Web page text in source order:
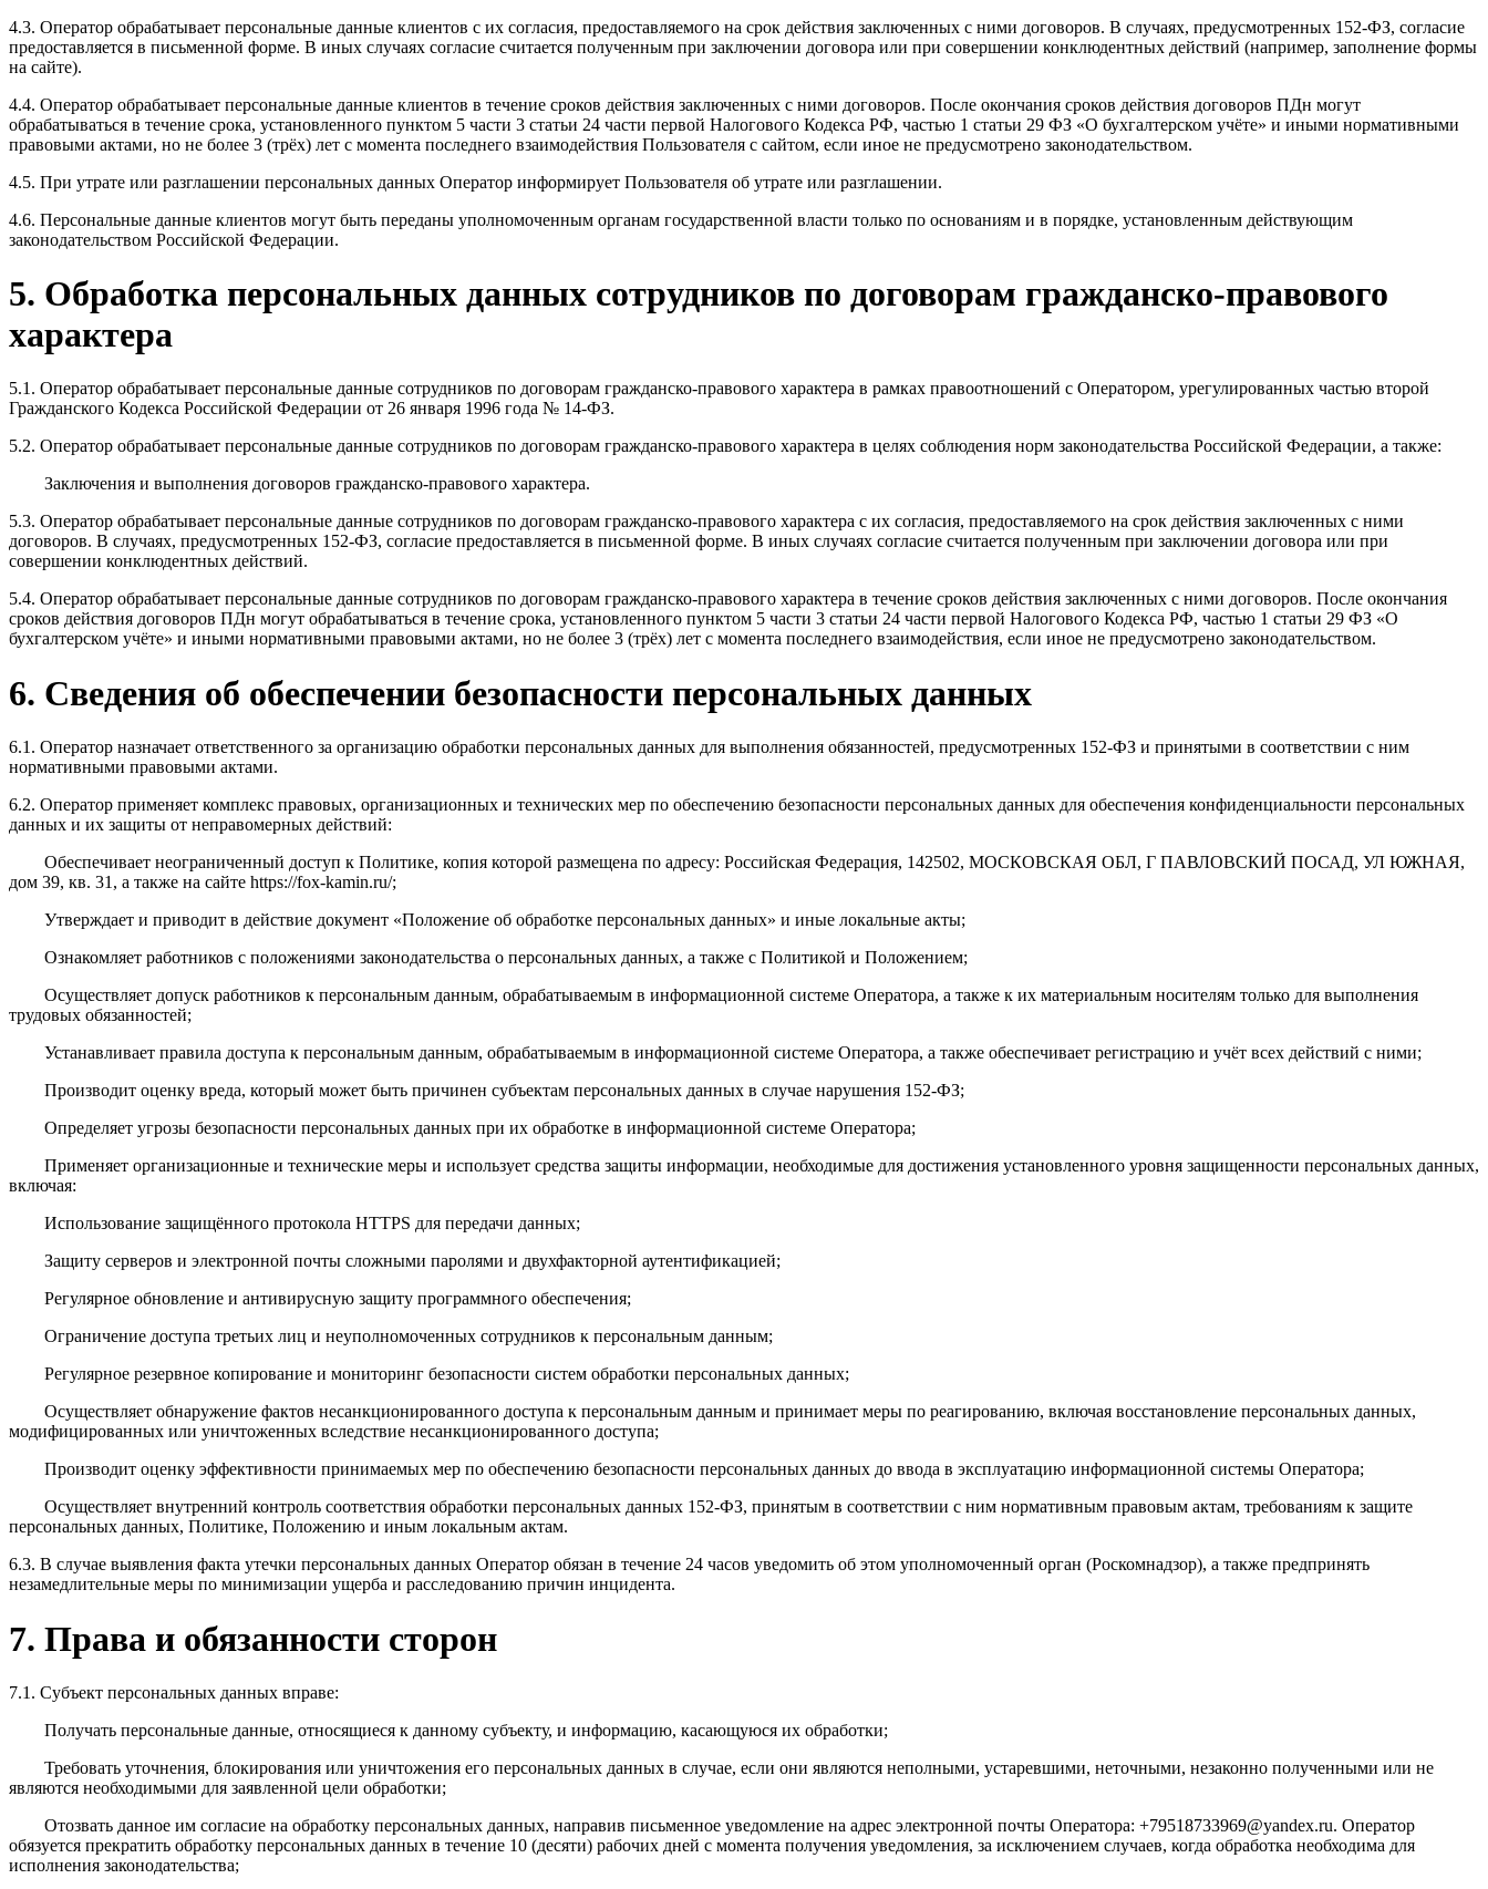
4.3. Оператор обрабатывает персональные данные клиентов с их согласия, предоставляемого на срок действия заключенных с ними договоров. В случаях, предусмотренных 152-ФЗ, согласие
предоставляется в письменной форме. В иных случаях согласие считается полученным при заключении договора или при совершении конклюдентных действий (например, заполнение формы
на сайте).
4.4. Оператор обрабатывает персональные данные клиентов в течение сроков действия заключенных с ними договоров. После окончания сроков действия договоров ПДн могут
обрабатываться в течение срока, установленного пунктом 5 части 3 статьи 24 части первой Налогового Кодекса РФ, частью 1 статьи 29 ФЗ «О бухгалтерском учёте» и иными нормативными
правовыми актами, но не более 3 (трёх) лет с момента последнего взаимодействия Пользователя с сайтом, если иное не предусмотрено законодательством.
4.5. При утрате или разглашении персональных данных Оператор информирует Пользователя об утрате или разглашении.
4.6. Персональные данные клиентов могут быть переданы уполномоченным органам государственной власти только по основаниям и в порядке, установленным действующим
законодательством Российской Федерации.
5. Обработка персональных данных сотрудников по договорам гражданско-правового
характера
5.1. Оператор обрабатывает персональные данные сотрудников по договорам гражданско-правового характера в рамках правоотношений с Оператором, урегулированных частью второй
Гражданского Кодекса Российской Федерации от 26 января 1996 года № 14-ФЗ.
5.2. Оператор обрабатывает персональные данные сотрудников по договорам гражданско-правового характера в целях соблюдения норм законодательства Российской Федерации, а также:
Заключения и выполнения договоров гражданско-правового характера.
5.3. Оператор обрабатывает персональные данные сотрудников по договорам гражданско-правового характера с их согласия, предоставляемого на срок действия заключенных с ними
договоров. В случаях, предусмотренных 152-ФЗ, согласие предоставляется в письменной форме. В иных случаях согласие считается полученным при заключении договора или при
совершении конклюдентных действий.
5.4. Оператор обрабатывает персональные данные сотрудников по договорам гражданско-правового характера в течение сроков действия заключенных с ними договоров. После окончания
сроков действия договоров ПДн могут обрабатываться в течение срока, установленного пунктом 5 части 3 статьи 24 части первой Налогового Кодекса РФ, частью 1 статьи 29 ФЗ «О
бухгалтерском учёте» и иными нормативными правовыми актами, но не более 3 (трёх) лет с момента последнего взаимодействия, если иное не предусмотрено законодательством.
6. Сведения об обеспечении безопасности персональных данных
6.1. Оператор назначает ответственного за организацию обработки персональных данных для выполнения обязанностей, предусмотренных 152-ФЗ и принятыми в соответствии с ним
нормативными правовыми актами.
6.2. Оператор применяет комплекс правовых, организационных и технических мер по обеспечению безопасности персональных данных для обеспечения конфиденциальности персональных
данных и их защиты от неправомерных действий:
Обеспечивает неограниченный доступ к Политике, копия которой размещена по адресу: Российская Федерация, 142502, МОСКОВСКАЯ ОБЛ, Г ПАВЛОВСКИЙ ПОСАД, УЛ ЮЖНАЯ,
дом 39, кв. 31, а также на сайте https://fox-kamin.ru/;
Утверждает и приводит в действие документ «Положение об обработке персональных данных» и иные локальные акты;
Ознакомляет работников с положениями законодательства о персональных данных, а также с Политикой и Положением;
Осуществляет допуск работников к персональным данным, обрабатываемым в информационной системе Оператора, а также к их материальным носителям только для выполнения
трудовых обязанностей;
Устанавливает правила доступа к персональным данным, обрабатываемым в информационной системе Оператора, а также обеспечивает регистрацию и учёт всех действий с ними;
Производит оценку вреда, который может быть причинен субъектам персональных данных в случае нарушения 152-ФЗ;
Определяет угрозы безопасности персональных данных при их обработке в информационной системе Оператора;
Применяет организационные и технические меры и использует средства защиты информации, необходимые для достижения установленного уровня защищенности персональных данных,
включая:
Использование защищённого протокола HTTPS для передачи данных;
Защиту серверов и электронной почты сложными паролями и двухфакторной аутентификацией;
Регулярное обновление и антивирусную защиту программного обеспечения;
Ограничение доступа третьих лиц и неуполномоченных сотрудников к персональным данным;
Регулярное резервное копирование и мониторинг безопасности систем обработки персональных данных;
Осуществляет обнаружение фактов несанкционированного доступа к персональным данным и принимает меры по реагированию, включая восстановление персональных данных,
модифицированных или уничтоженных вследствие несанкционированного доступа;
Производит оценку эффективности принимаемых мер по обеспечению безопасности персональных данных до ввода в эксплуатацию информационной системы Оператора;
Осуществляет внутренний контроль соответствия обработки персональных данных 152-ФЗ, принятым в соответствии с ним нормативным правовым актам, требованиям к защите
персональных данных, Политике, Положению и иным локальным актам.
6.3. В случае выявления факта утечки персональных данных Оператор обязан в течение 24 часов уведомить об этом уполномоченный орган (Роскомнадзор), а также предпринять
незамедлительные меры по минимизации ущерба и расследованию причин инцидента.
7. Права и обязанности сторон
7.1. Субъект персональных данных вправе:
Получать персональные данные, относящиеся к данному субъекту, и информацию, касающуюся их обработки;
Требовать уточнения, блокирования или уничтожения его персональных данных в случае, если они являются неполными, устаревшими, неточными, незаконно полученными или не
являются необходимыми для заявленной цели обработки;
Отозвать данное им согласие на обработку персональных данных, направив письменное уведомление на адрес электронной почты Оператора: +79518733969@yandex.ru. Оператор
обязуется прекратить обработку персональных данных в течение 10 (десяти) рабочих дней с момента получения уведомления, за исключением случаев, когда обработка необходима для
исполнения законодательства;